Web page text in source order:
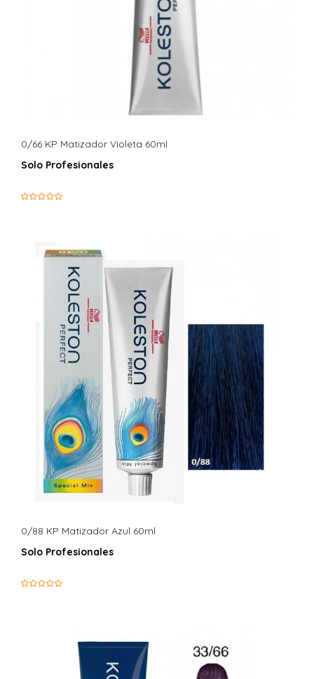
0/66 KP Matizador Violeta 60ml
Solo Profesionales
0/88 KP Matizador Azul 60ml
Solo Profesionales